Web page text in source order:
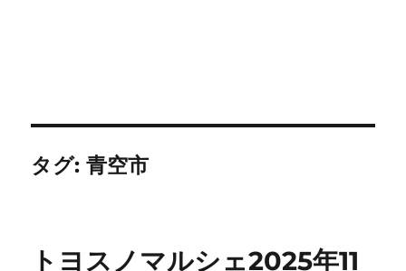
タグ:青空市
トヨスノマルシェ2025年11